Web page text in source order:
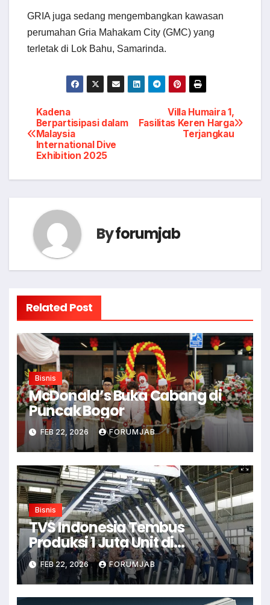
GRIA juga sedang mengembangkan kawasan
perumahan Gria Mahakam City (GMC) yang
terletak di Lok Bahu, Samarinda.
Post
navigation
Villa Humaira 1,
Fasilitas Keren Harga
Terjangkau
Kadena
Berpartisipasi dalam
Malaysia
International Dive
Exhibition 2025
Byforumjab
Related Post
Bisnis
McDonald’s Buka Cabang di
Puncak Bogor
FEB 22, 2026 FORUMJAB
Bisnis
TVS Indonesia Tembus
Produksi 1 Juta Unit di
Karawang
FEB 22, 2026 FORUMJAB